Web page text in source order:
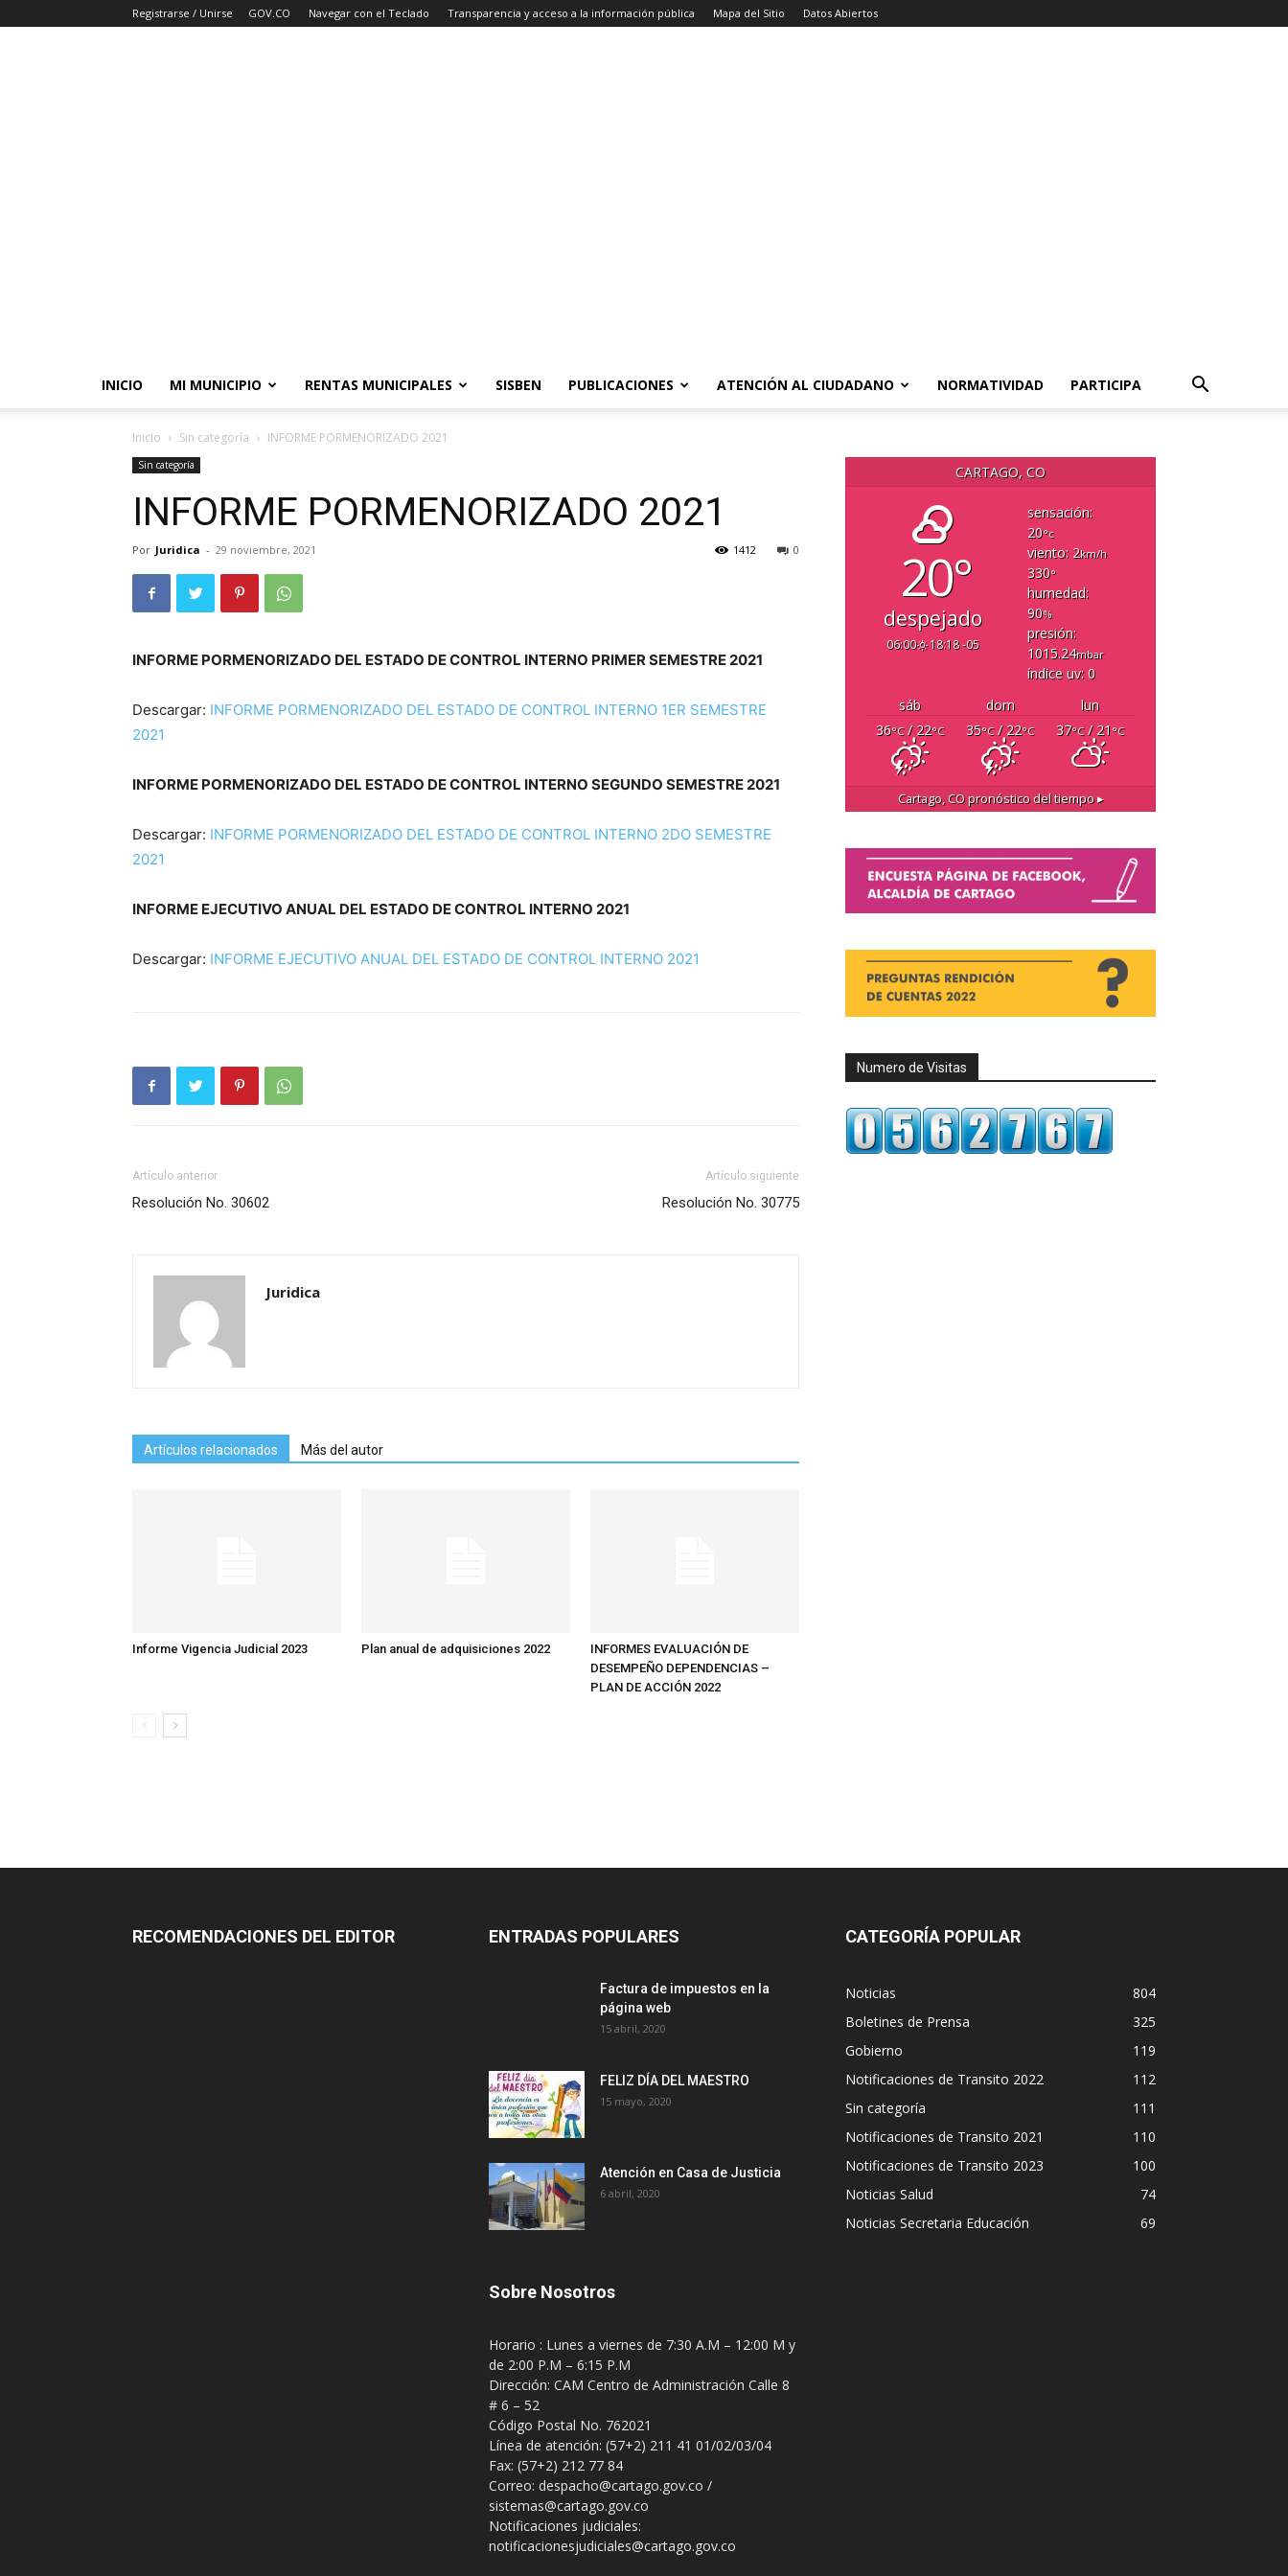
Registrarse / Unirse GOV.CO Navegar con el Teclado Transparencia y acceso a la información pública Mapa del Sitio Datos Abiertos
INICIO MI MUNICIPIO RENTAS MUNICIPALES SISBEN PUBLICACIONES ATENCIÓN AL CIUDADANO NORMATIVIDAD PARTICIPA
Inicio Sin categoría INFORME PORMENORIZADO 2021
Sin categoría
INFORME PORMENORIZADO 2021
Por Juridica - 29 noviembre, 2021 0
1412
INFORME PORMENORIZADO DEL ESTADO DE CONTROL INTERNO PRIMER SEMESTRE 2021
Descargar: INFORME PORMENORIZADO DEL ESTADO DE CONTROL INTERNO 1ER SEMESTRE
2021
INFORME PORMENORIZADO DEL ESTADO DE CONTROL INTERNO SEGUNDO SEMESTRE 2021
Descargar: INFORME PORMENORIZADO DEL ESTADO DE CONTROL INTERNO 2DO SEMESTRE
2021
INFORME EJECUTIVO ANUAL DEL ESTADO DE CONTROL INTERNO 2021
Descargar: INFORME EJECUTIVO ANUAL DEL ESTADO DE CONTROL INTERNO 2021
Artículo anterior
Resolución No. 30602
Artículo siguiente
Resolución No. 30775
Juridica
Artículos relacionados Más del autor
Informe Vigencia Judicial 2023 Plan anual de adquisiciones 2022
INFORMES EVALUACIÓN DE
DESEMPEÑO DEPENDENCIAS –
PLAN DE ACCIÓN 2022
CARTAGO, CO
20°
despejado
06:00 18:18 -05
sensación:
20°c
viento: 2km/h
330°
humedad:
90%
presión:
1015.24mbar
índice uv: 0
sáb
dom
lun
36°C/ 22°C 35°C/ 22°C 37°C/ 21 °C
Cartago, COpronóstico del tiempo ▸
Numero de Visitas
RECOMENDACIONES DEL EDITOR ENTRADAS POPULARES
Factura de impuestos en la
página web
15 abril, 2020
FELIZ DÍA DEL MAESTRO
15 mayo, 2020
Atención en Casa de Justicia
6 abril, 2020
Sobre Nosotros
Horario : Lunes a viernes de 7:30 A.M – 12:00 M y
de 2:00 P.M – 6:15 P.M
Dirección: CAM Centro de Administración Calle 8
# 6 – 52
Código Postal No. 762021
Línea de atención: (57+2) 211 41 01/02/03/04
Fax: (57+2) 212 77 84
Correo: despacho@cartago.gov.co /
sistemas@cartago.gov.co
Notificaciones judiciales:
notificacionesjudiciales@cartago.gov.co
CATEGORÍA POPULAR
Noticias
804
Boletines de Prensa
325
Gobierno
119
Notificaciones de Transito 2022
112
Sin categoría
111
Notificaciones de Transito 2021
110
Notificaciones de Transito 2023
100
Noticias Salud
74
Noticias Secretaria Educación
69